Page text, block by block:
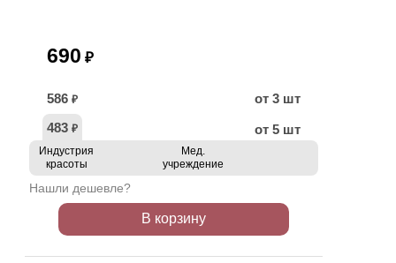
690 ₽
586 ₽
от 3 шт
483 ₽ от 5 шт
Индустрия
красоты
Мед.
учреждение
Нашли дешевле?
В корзину